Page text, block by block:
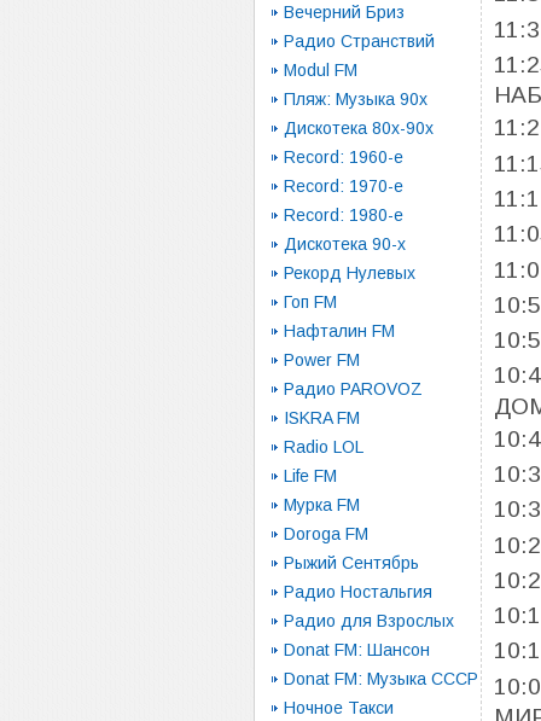
Вечерний Бриз
Радио Странствий
Modul FM
Пляж: Музыка 90х
Дискотека 80х-90х
Record: 1960-e
Record: 1970-e
Record: 1980-e
Дискотека 90-х
Рекорд Нулевых
Гоп FM
Нафталин FM
Power FM
Радио PAROVOZ
ISKRA FM
Radio LOL
Life FM
Мурка FM
Doroga FM
Рыжий Сентябрь
Радио Ностальгия
Радио для Взрослых
Donat FM: Шансон
Donat FM: Музыка СССР
Ночное Такси